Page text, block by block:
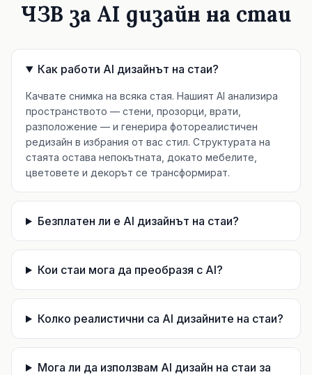
ЧЗВ за AI дизайн на стаи
Как работи AI дизайнът на стаи?
Качвате снимка на всяка стая. Нашият AI анализира
пространството — стени, прозорци, врати,
разположение — и генерира фотореалистичен
редизайн в избрания от вас стил. Структурата на
стаята остава непокътната, докато мебелите,
цветовете и декорът се трансформират.
Безплатен ли е AI дизайнът на стаи?
Кои стаи мога да преобразя с AI?
Колко реалистични са AI дизайните на стаи?
Мога ли да използвам AI дизайн на стаи за